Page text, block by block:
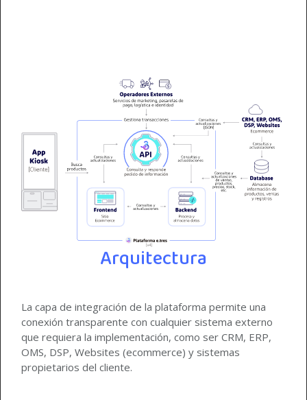
Arquitectura
La capa de integración de la plataforma permite una
conexión transparente con cualquier sistema externo
que requiera la implementación, como ser CRM, ERP,
OMS, DSP, Websites (ecommerce) y sistemas
propietarios del cliente.